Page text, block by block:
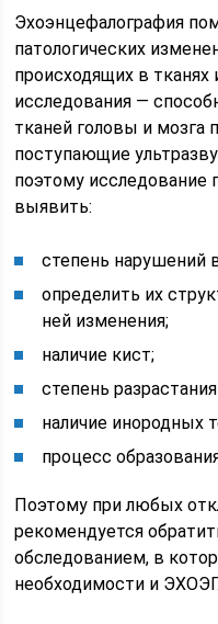
Эхоэнцефалография
патологических
происходящих в тканях
исследования —
тканей головы и мозга
поступающие
поэтому исследование
выявить:
степень нарушений
определить их
ней изменения;
наличие кист;
степень
наличие инородных
процесс
Поэтому при любых
рекомендуется
обследованием, в
необходимости и